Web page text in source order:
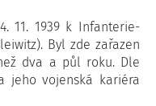
11. 1939 k Infanterie-
Byl zde zařazen
dva a půl roku. Dle
jeho vojenská kariéra